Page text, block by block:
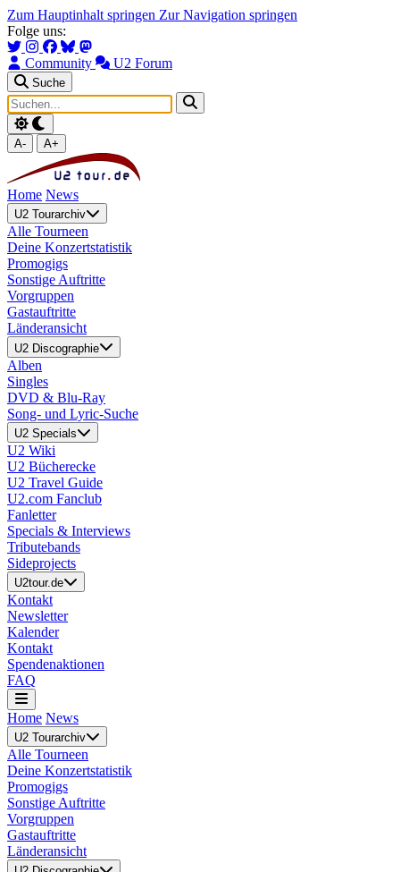
Zum Hauptinhalt springen Zur Navigation springen
Folge uns:
Community U2 Forum
Suche
A- A+
Home News
U2 Tourarchiv
Alle Tourneen
Deine Konzertstatistik
Promogigs
Sonstige Auftritte
Vorgruppen
Gastauftritte
Länderansicht
U2 Discographie
Alben
Singles
DVD & Blu-Ray
Song- und Lyric-Suche
U2 Specials
U2 Wiki
U2 Bücherecke
U2 Travel Guide
U2.com Fanclub
Fanletter
Specials & Interviews
Tributebands
Sideprojects
U2tour.de
Kontakt
Newsletter
Kalender
Kontakt
Spendenaktionen
FAQ
Home News
U2 Tourarchiv
Alle Tourneen
Deine Konzertstatistik
Promogigs
Sonstige Auftritte
Vorgruppen
Gastauftritte
Länderansicht